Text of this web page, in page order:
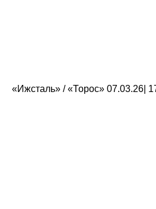
«Ижсталь» / «Торос» 07.03.26|